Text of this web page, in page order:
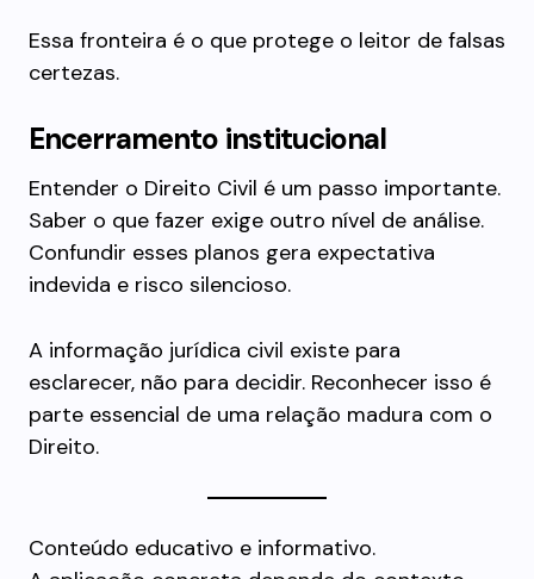
Essa fronteira é o que protege o leitor de falsas
certezas.
Encerramento institucional
Entender o Direito Civil é um passo importante.
Saber o que fazer exige outro nível de análise.
Confundir esses planos gera expectativa
indevida e risco silencioso.
A informação jurídica civil existe para
esclarecer, não para decidir. Reconhecer isso é
parte essencial de uma relação madura com o
Direito.
Conteúdo educativo e informativo.